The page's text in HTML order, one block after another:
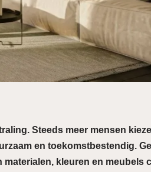
Steeds meer mensen
en toekomstbestendig.
kleuren en meubels